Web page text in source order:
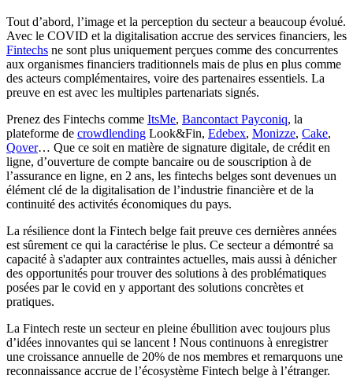
Tout d’abord, l’image et la perception du secteur a beaucoup évolué.
Avec le COVID et la digitalisation accrue des services financiers, les
Fintechs ne sont plus uniquement perçues comme des concurrentes
aux organismes financiers traditionnels mais de plus en plus comme
des acteurs complémentaires, voire des partenaires essentiels. La
preuve en est avec les multiples partenariats signés.
Prenez des Fintechs comme ItsMe, Bancontact Payconiq, la
plateforme de crowdlending Look&Fin, Edebex, Monizze, Cake,
Qover… Que ce soit en matière de signature digitale, de crédit en
ligne, d’ouverture de compte bancaire ou de souscription à de
l’assurance en ligne, en 2 ans, les fintechs belges sont devenues un
élément clé de la digitalisation de l’industrie financière et de la
continuité des activités économiques du pays.
La résilience dont la Fintech belge fait preuve ces dernières années
est sûrement ce qui la caractérise le plus. Ce secteur a démontré sa
capacité à s'adapter aux contraintes actuelles, mais aussi à dénicher
des opportunités pour trouver des solutions à des problématiques
posées par le covid en y apportant des solutions concrètes et
pratiques.
La Fintech reste un secteur en pleine ébullition avec toujours plus
d’idées innovantes qui se lancent ! Nous continuons à enregistrer
une croissance annuelle de 20% de nos membres et remarquons une
reconnaissance accrue de l’écosystème Fintech belge à l’étranger.